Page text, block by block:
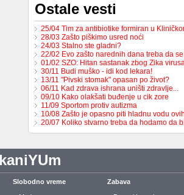
Ostale vesti
25/04 Tim za antibiotike formiran u
28/03 Zašto piškimo usred noći
24/03 Stalno ste gladni?
22/02 Evo zašto narednih dana treba da
01/02 SZO: Hitan sastanak zbog Zika
30/11 Budi muško - idi kod lekara!
13/11 "Pivski stomak" opasan po život?
06/11 Kad zdrava ishrana uništi zdravlje...
09/10 Kako olakšati buđenje u cik zore
11/09 Sportom protiv autizma
10/08 Zašto je opasno piti hladnu vodu
20/07 Koliko stvarno treba da hodamo da
Slobodno vreme Zabava